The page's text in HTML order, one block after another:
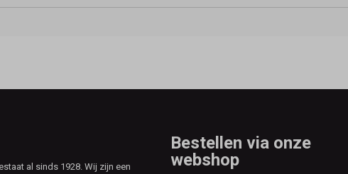
al sinds 1928. Wij zijn een
Bestellen via onze
webshop